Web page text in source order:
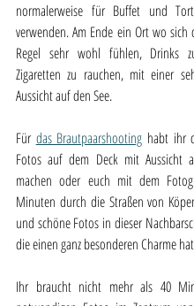
normalerweise für Buffet und
verwenden. Am Ende ein Ort wo sich
Regel sehr wohl fühlen, Drinks
Zigaretten zu rauchen, mit einer
Aussicht auf den See.
Für das Brautpaarshooting habt ihr
Fotos auf dem Deck mit Aussicht
machen oder euch mit dem
Minuten durch die Straßen von
und schöne Fotos in dieser
die einen ganz besonderen Charme
Ihr braucht nicht mehr als 40